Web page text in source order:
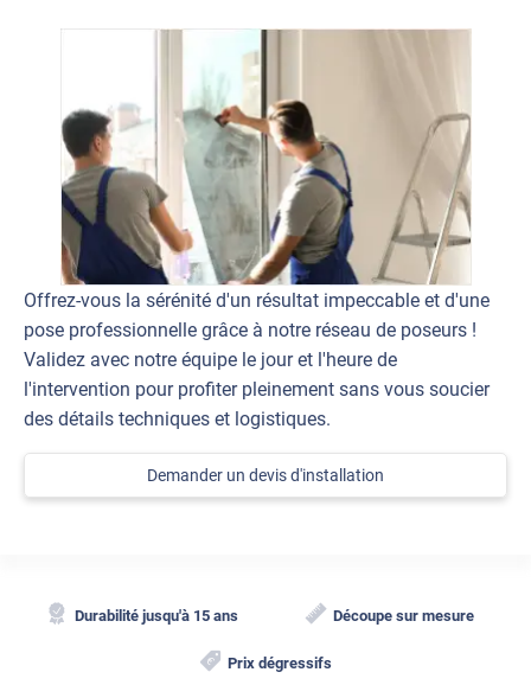
Offrez-vous la sérénité d'un résultat impeccable et d'une
pose professionnelle grâce à notre réseau de poseurs !
Validez avec notre équipe le jour et l'heure de
l'intervention pour profiter pleinement sans vous soucier
des détails techniques et logistiques.
Demander un devis d'installation
Durabilité jusqu'à 15 ans Découpe sur mesure
Prix dégressifs